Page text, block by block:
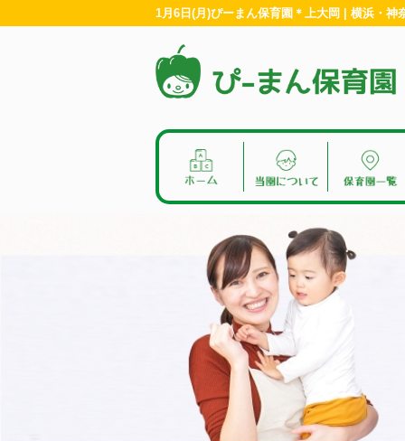
1月6日(月)ぴーまん保育園＊上大岡 | 横浜・神